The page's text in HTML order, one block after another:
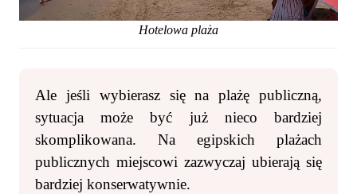
Hotelowa plaża
Ale jeśli wybierasz się na plażę publiczną,
sytuacja może być już nieco bardziej
skomplikowana. Na egipskich plażach
publicznych miejscowi zazwyczaj ubierają się
bardziej konserwatywnie.